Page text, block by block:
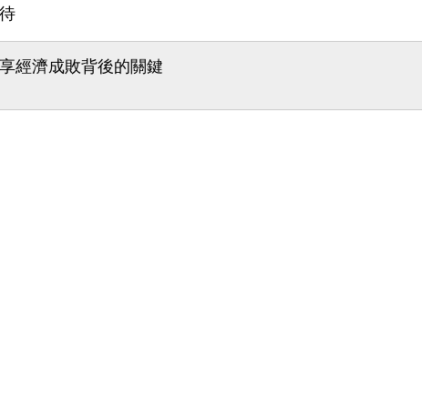
經濟成敗背後的關鍵